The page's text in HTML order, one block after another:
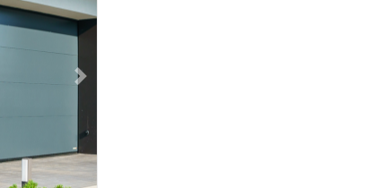
Následující